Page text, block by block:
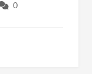
0